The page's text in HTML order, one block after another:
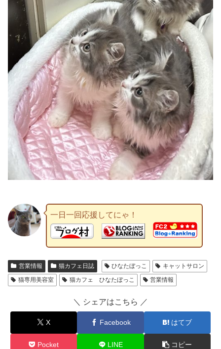
一日一回応援してにゃ！
営業情報 猫カフェ日誌 ひなたぼっこ
キャットサロン
猫専用美容室
猫カフェ ひなたぼっこ 営業情報
＼ シェアはこちら ／
X Facebook はてブ
Pocket LINE コピー